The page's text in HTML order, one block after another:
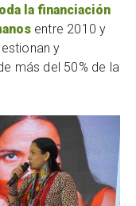
la financiación
entre 2010 y
y
más del 50% de la